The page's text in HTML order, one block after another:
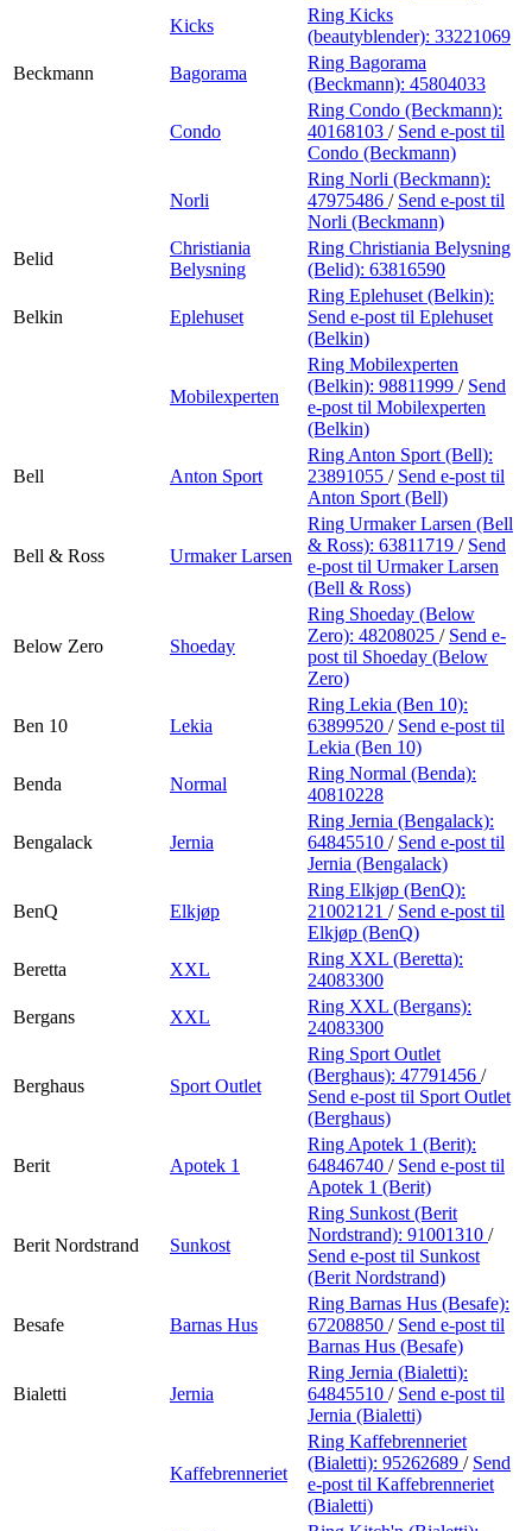
Kicks
Ring Kicks
(beautyblender): 33221069
Beckmann
Bagorama
Ring Bagorama
(Beckmann): 45804033
Condo
Ring Condo (Beckmann):
40168103 / Send e-post til
Condo (Beckmann)
Norli
Ring Norli (Beckmann):
47975486 / Send e-post til
Norli (Beckmann)
Belid
Christiania
Belysning
Ring Christiania Belysning
(Belid): 63816590
Belkin Eplehuset
Ring Eplehuset (Belkin):
Send e-post til Eplehuset
(Belkin)
Mobilexperten
Ring Mobilexperten
(Belkin): 98811999 / Send
e-post til Mobilexperten
(Belkin)
Bell Anton Sport
Ring Anton Sport (Bell):
23891055 / Send e-post til
Anton Sport (Bell)
Bell & Ross Urmaker Larsen
Ring Urmaker Larsen (Bell
& Ross): 63811719 / Send
e-post til Urmaker Larsen
(Bell & Ross)
Below Zero Shoeday
Ring Shoeday (Below
Zero): 48208025 / Send e-
post til Shoeday (Below
Zero)
Ben 10 Lekia
Ring Lekia (Ben 10):
63899520 / Send e-post til
Lekia (Ben 10)
Benda
Normal
Ring Normal (Benda):
40810228
Bengalack Jernia
Ring Jernia (Bengalack):
64845510 / Send e-post til
Jernia (Bengalack)
BenQ Elkjøp
Ring Elkjøp (BenQ):
21002121 / Send e-post til
Elkjøp (BenQ)
Beretta
XXL
Ring XXL (Beretta):
24083300
Bergans
XXL
Ring XXL (Bergans):
24083300
Berghaus Sport Outlet
Ring Sport Outlet
(Berghaus): 47791456 /
Send e-post til Sport Outlet
(Berghaus)
Berit Apotek 1
Ring Apotek 1 (Berit):
64846740 / Send e-post til
Apotek 1 (Berit)
Berit Nordstrand Sunkost
Ring Sunkost (Berit
Nordstrand): 91001310 /
Send e-post til Sunkost
(Berit Nordstrand)
Besafe Barnas Hus
Ring Barnas Hus (Besafe):
67208850 / Send e-post til
Barnas Hus (Besafe)
Bialetti Jernia
Ring Jernia (Bialetti):
64845510 / Send e-post til
Jernia (Bialetti)
Kaffebrenneriet
Ring Kaffebrenneriet
(Bialetti): 95262689 / Send
e-post til Kaffebrenneriet
(Bialetti)